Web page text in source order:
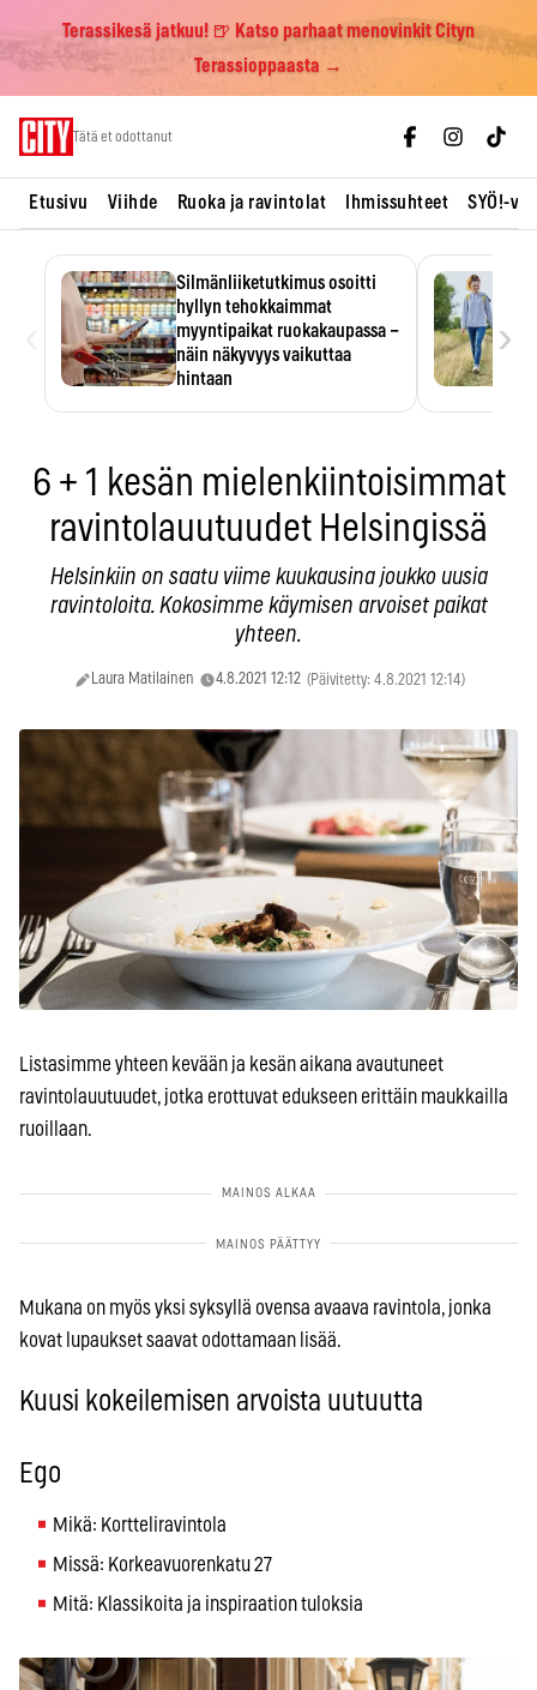
Terassikesä jatkuu! 🍺 Katso parhaat menovinkit Cityn
Terassioppaasta →
Tätä et odottanut
Etusivu Viihde Ruoka ja ravintolat Ihmissuhteet SYÖ!-
Silmänliiketutkimus osoitti
hyllyn tehokkaimmat
myyntipaikat ruokakaupassa –
näin näkyvyys vaikuttaa
hintaan
›
6 + 1 kesän mielenkiintoisimmat
ravintolauutuudet Helsingissä
Helsinkiin on saatu viime kuukausina joukko uusia
ravintoloita. Kokosimme käymisen arvoiset paikat
yhteen.
Laura Matilainen 4.8.2021 12:12 (Päivitetty: 4.8.2021 12:14)
Listasimme yhteen kevään ja kesän aikana avautuneet
ravintolauutuudet, jotka erottuvat edukseen erittäin maukkailla
ruoillaan.
Mukana on myös yksi syksyllä ovensa avaava ravintola, jonka
kovat lupaukset saavat odottamaan lisää.
Kuusi kokeilemisen arvoista uutuutta
Ego
Mikä: Kortteliravintola
Missä: Korkeavuorenkatu 27
Mitä: Klassikoita ja inspiraation tuloksia